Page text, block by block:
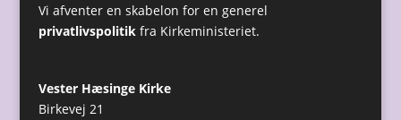
Vi afventer en skabelon for en generel
privatlivspolitikfra Kirkeministeriet.
Vester Hæsinge Kirke
Birkevej 21